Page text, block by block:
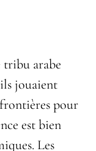
tribu arabe
jouaient
pour
est bien
Les